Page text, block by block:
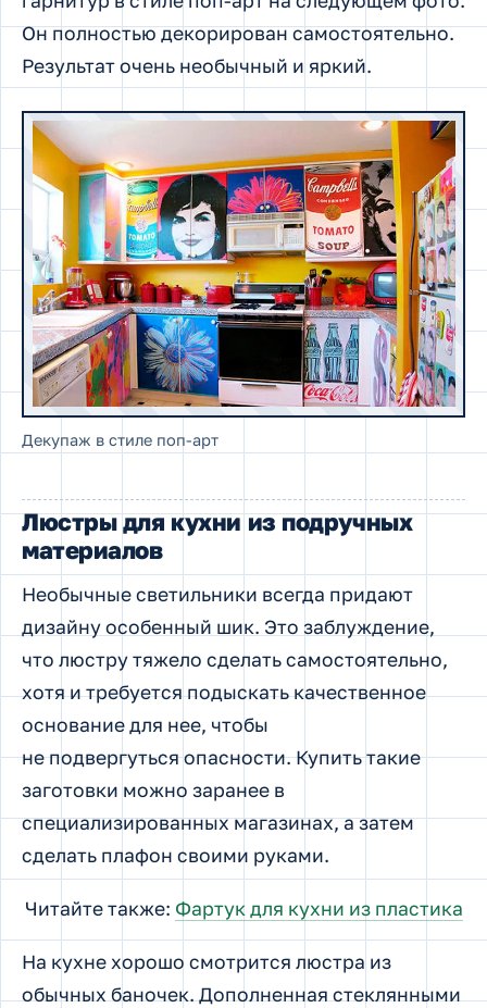
Он полностью декорирован самостоятельно.
Результат очень необычный и яркий.
Декупаж в стиле поп-арт
Люстры для кухни из подручных
материалов
Необычные светильники всегда придают
дизайну особенный шик. Это заблуждение,
что люстру тяжело сделать самостоятельно,
хотя и требуется подыскать качественное
основание для нее, чтобы
не подвергуться опасности. Купить такие
заготовки можно заранее в
специализированных магазинах, а затем
сделать плафон своими руками.
Читайте также: Фартук для кухни из пластика
На кухне хорошо смотрится люстра из
обычных баночек. Дополненная стеклянными